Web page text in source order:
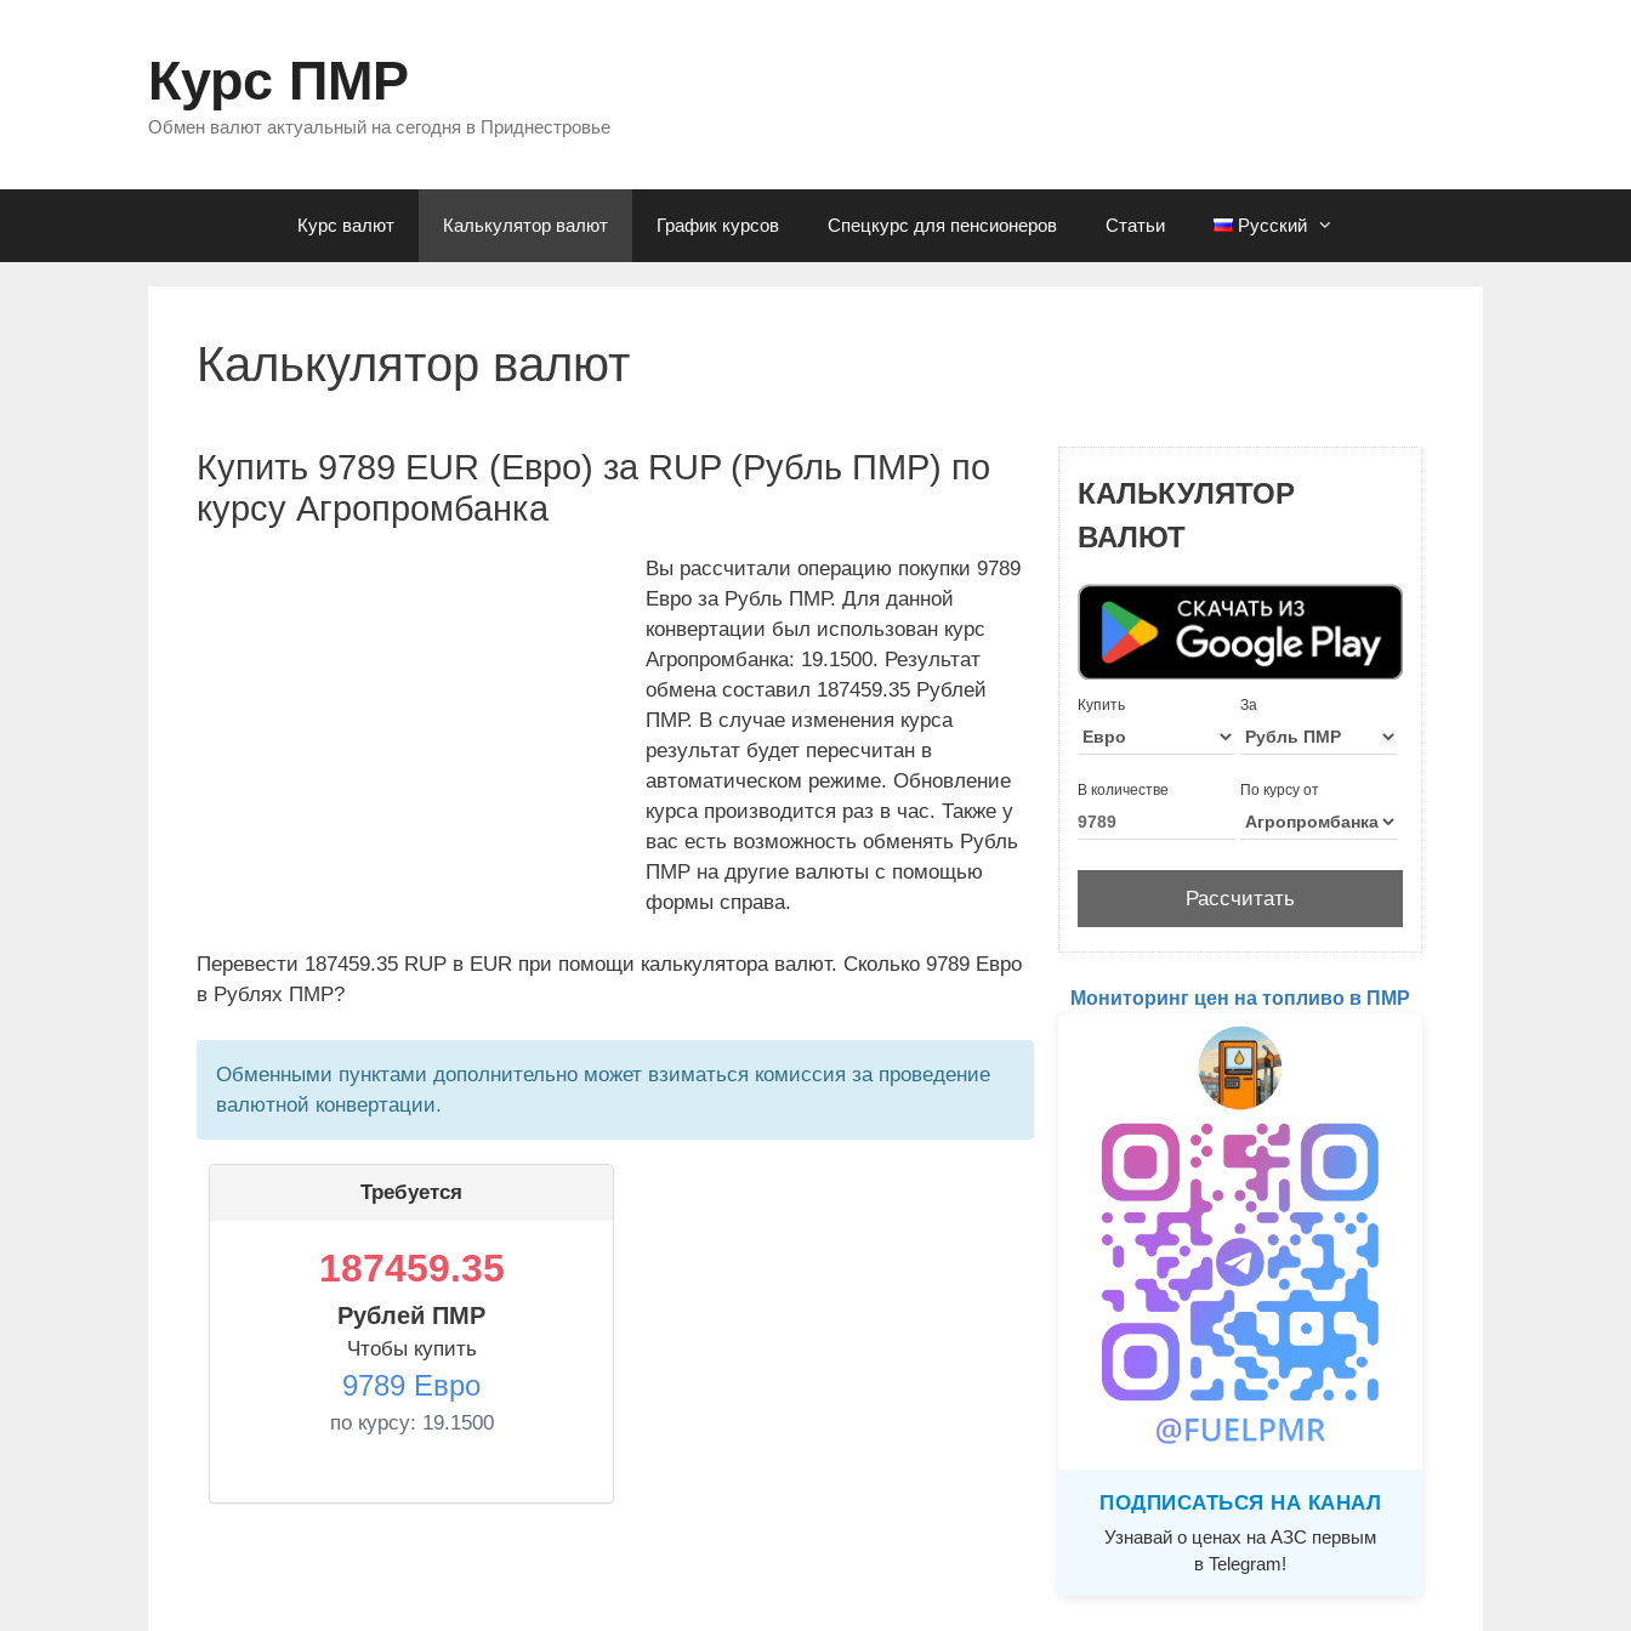
Курс ПМР
Обмен валют актуальный на сегодня в Приднестровье
Курс валют Калькулятор валют График курсов Спецкурс для пенсионеров Статьи Русский
Калькулятор валют
Купить 9789 EUR (Евро) за RUP (Рубль ПМР) по
курсу Агропромбанка
Вы рассчитали операцию покупки 9789
Евро за Рубль ПМР. Для данной
конвертации был использован курс
Агропромбанка: 19.1500. Результат
обмена составил 187459.35 Рублей
ПМР. В случае изменения курса
результат будет пересчитан в
автоматическом режиме. Обновление
курса производится раз в час. Также у
вас есть возможность обменять Рубль
ПМР на другие валюты с помощью
формы справа.
Перевести 187459.35 RUP в EUR при помощи калькулятора валют. Сколько 9789 Евро
в Рублях ПМР?
Обменными пунктами дополнительно может взиматься комиссия за проведение
валютной конвертации.
Требуется
187459.35
Рублей ПМР
Чтобы купить
9789 Евро
по курсу: 19.1500
КАЛЬКУЛЯТОР
ВАЛЮТ
Купить За
В количестве По курсу от
Мониторинг цен на топливо в ПМР
ПОДПИСАТЬСЯ НА КАНАЛ
Узнавай о ценах на АЗС первым
в Telegram!